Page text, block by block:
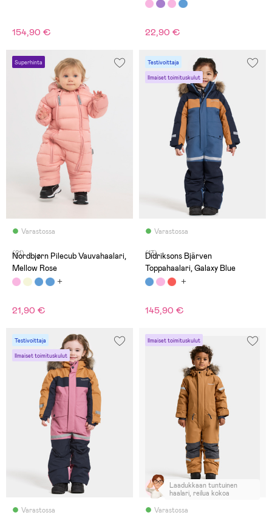
154,90 € 22,90 €
Superhinta
Varastossa
(21)
Nordbjørn Pilecub Vauvahaalari,
Mellow Rose
21,90 €
Testivoittaja
Ilmaiset toimituskulut
Varastossa
(13)
Didriksons Bjärven
Toppahaalari, Galaxy Blue
145,90 €
Testivoittaja
Ilmaiset toimituskulut
Varastossa
Ilmaiset toimituskulut
Varastossa
Laadukkaan tuntuinen
haalari, reilua kokoa